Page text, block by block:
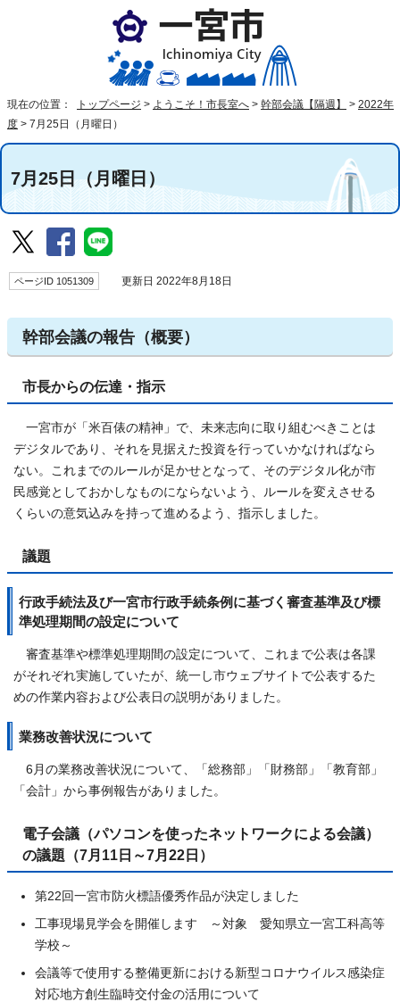
現在の位置： トップページ > ようこそ！市長室へ > 幹部会議【隔週】 > 2022年
度 > 7月25日（月曜日）
7月25日（月曜日）
ページID 1051309 更新日 2022年8月18日
幹部会議の報告（概要）
市長からの伝達・指示
一宮市が「米百俵の精神」で、未来志向に取り組むべきことは
デジタルであり、それを見据えた投資を行っていかなければなら
ない。これまでのルールが足かせとなって、そのデジタル化が市
民感覚としておかしなものにならないよう、ルールを変えさせる
くらいの意気込みを持って進めるよう、指示しました。
議題
行政手続法及び一宮市行政手続条例に基づく審査基準及び標
準処理期間の設定について
審査基準や標準処理期間の設定について、これまで公表は各課
がそれぞれ実施していたが、統一し市ウェブサイトで公表するた
めの作業内容および公表日の説明がありました。
業務改善状況について
6月の業務改善状況について、「総務部」「財務部」「教育部」
「会計」から事例報告がありました。
電子会議（パソコンを使ったネットワークによる会議）
の議題（7月11日～7月22日）
第22回一宮市防火標語優秀作品が決定しました
工事現場見学会を開催します ～対象 愛知県立一宮工科高等
学校～
会議等で使用する整備更新における新型コロナウイルス感染症
対応地方創生臨時交付金の活用について